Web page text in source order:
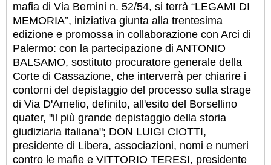
mafia di Via Bernini n. 52/54, si terrà “LEGAMI DI
MEMORIA”, iniziativa giunta alla trentesima
edizione e promossa in collaborazione con Arci di
Palermo: con la partecipazione di ANTONIO
BALSAMO, sostituto procuratore generale della
Corte di Cassazione, che interverrà per chiarire i
contorni del depistaggio del processo sulla strage
di Via D'Amelio, definito, all'esito del Borsellino
quater, "il più grande depistaggio della storia
giudiziaria italiana"; DON LUIGI CIOTTI,
presidente di Libera, associazioni, nomi e numeri
contro le mafie e VITTORIO TERESI, presidente